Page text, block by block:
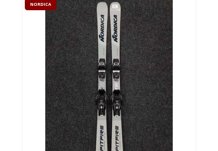
NORDICA